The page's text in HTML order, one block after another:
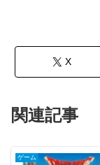
X
関連記事
ゲーム